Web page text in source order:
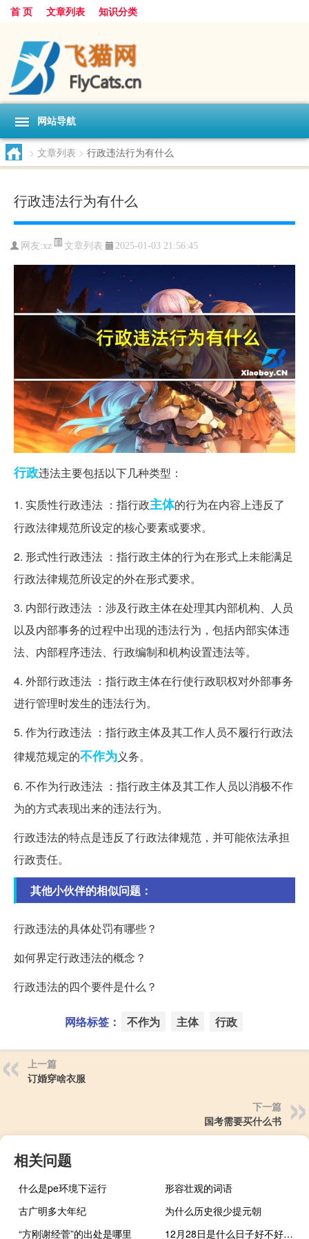
首 页 文章列表 知识分类
网站导航
> 文章列表 > 行政违法行为有什么
行政违法行为有什么
网友:xz 文章列表 2025-01-03 21:56:45
行政违法主要包括以下几种类型：
1. 实质性行政违法 ：指行政主体的行为在内容上违反了
行政法律规范所设定的核心要素或要求。
2. 形式性行政违法 ：指行政主体的行为在形式上未能满足
行政法律规范所设定的外在形式要求。
3. 内部行政违法 ：涉及行政主体在处理其内部机构、人员
以及内部事务的过程中出现的违法行为，包括内部实体违
法、内部程序违法、行政编制和机构设置违法等。
4. 外部行政违法 ：指行政主体在行使行政职权对外部事务
进行管理时发生的违法行为。
5. 作为行政违法 ：指行政主体及其工作人员不履行行政法
律规范规定的不作为义务。
6. 不作为行政违法 ：指行政主体及其工作人员以消极不作
为的方式表现出来的违法行为。
行政违法的特点是违反了行政法律规范，并可能依法承担
行政责任。
其他小伙伴的相似问题：
行政违法的具体处罚有哪些？
如何界定行政违法的概念？
行政违法的四个要件是什么？
网络标签： 不作为 主体 行政
上一篇
订婚穿啥衣服
下一篇
国考需要买什么书
相关问题
什么是pe环境下运行
形容壮观的词语
古广明多大年纪
为什么历史很少提元朝
“方刚谢经菅”的出处是哪里
12月28日是什么日子好不好（12月28日是什么星座）